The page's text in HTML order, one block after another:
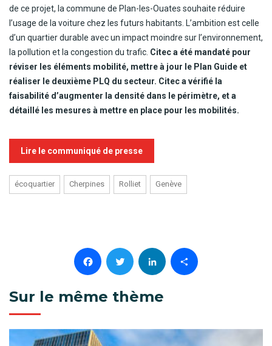
de ce projet, la commune de Plan-les-Ouates souhaite réduire
l’usage de la voiture chez les futurs habitants. L’ambition est celle
d’un quartier durable avec un impact moindre sur l’environnement,
la pollution et la congestion du trafic. Citec a été mandaté pour
réviser les éléments mobilité, mettre à jour le Plan Guide et
réaliser le deuxième PLQ du secteur. Citec a vérifié la
faisabilité d’augmenter la densité dans le périmètre, et a
détaillé les mesures à mettre en place pour les mobilités.
Lire le communiqué de presse
écoquartier Cherpines Rolliet Genève
Facebook
Twitter
LinkedIn
Partager
Sur le même thème